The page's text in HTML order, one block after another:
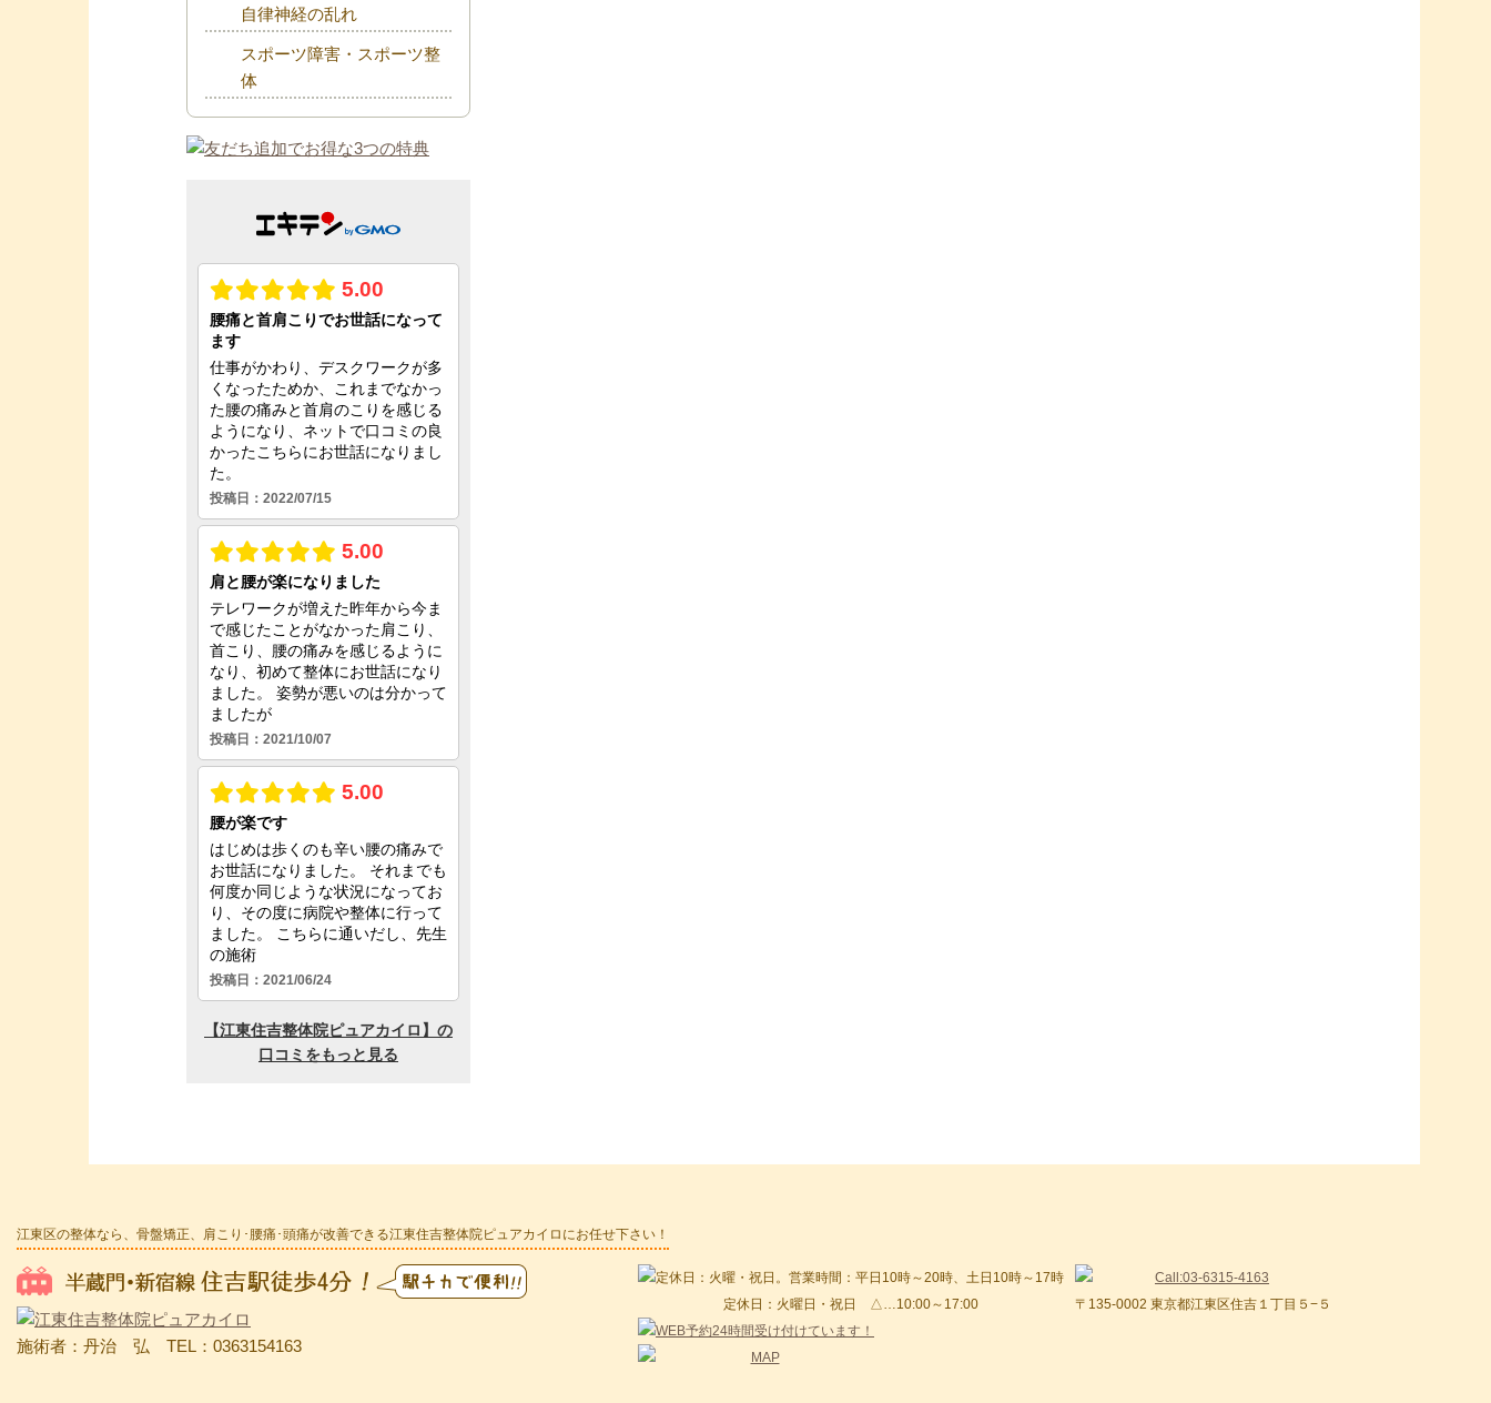
自律神経の乱れ
スポーツ障害・スポーツ整
体
江東区の整体なら、骨盤矯正、肩こり･腰痛･頭痛が改善できる江東住吉整体院ピュアカイロにお任せ下さい！
施術者：丹治 弘 TEL：0363154163
定休日：火曜日・祝日 △…10:00～17:00 〒135-0002 東京都江東区住吉１丁目５−５